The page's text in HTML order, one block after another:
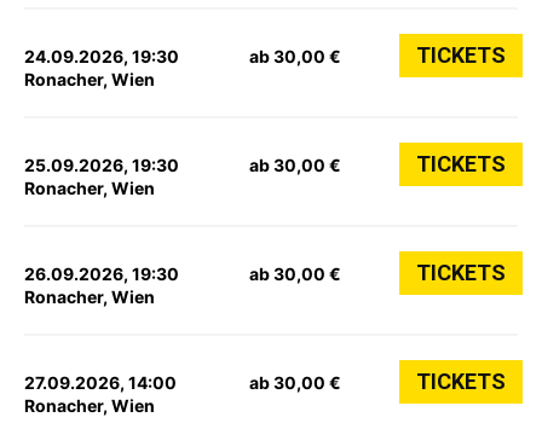
24.09.2026, 19:30
Ronacher, Wien
ab 30,00 € TICKETS
25.09.2026, 19:30
Ronacher, Wien
ab 30,00 € TICKETS
26.09.2026, 19:30
Ronacher, Wien
ab 30,00 € TICKETS
27.09.2026, 14:00
Ronacher, Wien
ab 30,00 € TICKETS